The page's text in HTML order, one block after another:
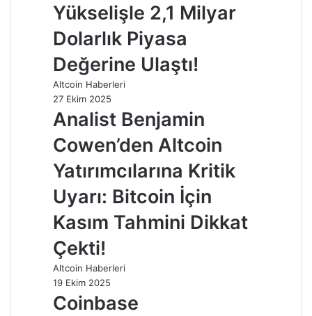
Yükselişle 2,1 Milyar
Dolarlık Piyasa
Değerine Ulaştı!
Altcoin Haberleri
27 Ekim 2025
Analist Benjamin
Cowen’den Altcoin
Yatırımcılarına Kritik
Uyarı: Bitcoin İçin
Kasım Tahmini Dikkat
Çekti!
Altcoin Haberleri
19 Ekim 2025
Coinbase